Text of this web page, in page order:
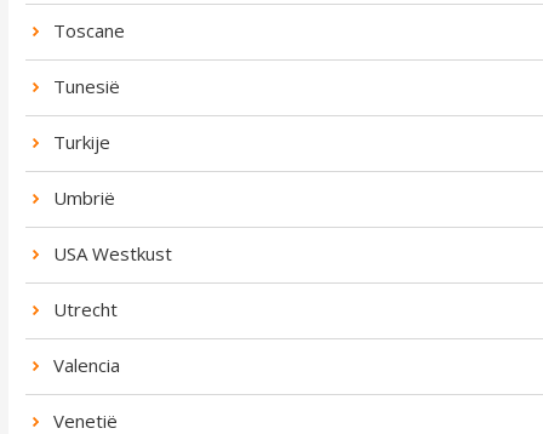
Toscane
Tunesië
Turkije
Umbrië
USA Westkust
Utrecht
Valencia
Venetië